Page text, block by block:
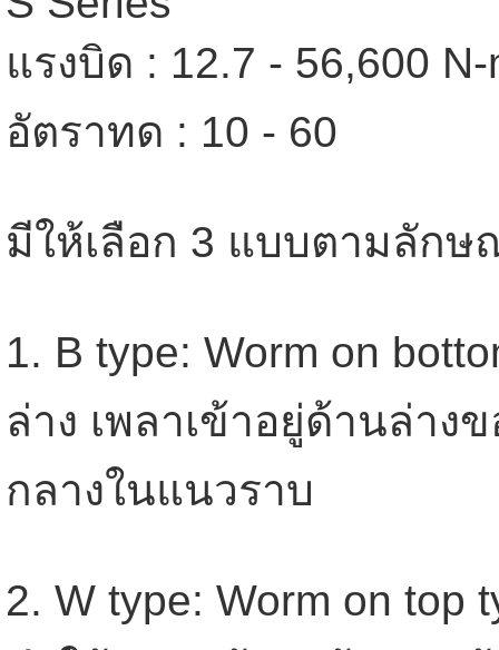
แรงบิด : 12.7 - 56,600
อัตราทด : 10 - 60
มีให้เลือก 3 แบบตามลักษ
1. B type: Worm on
ล่าง เพลาเข้าอยู่ด้านล่าง
กลางในแนวราบ
2. W type: Worm on